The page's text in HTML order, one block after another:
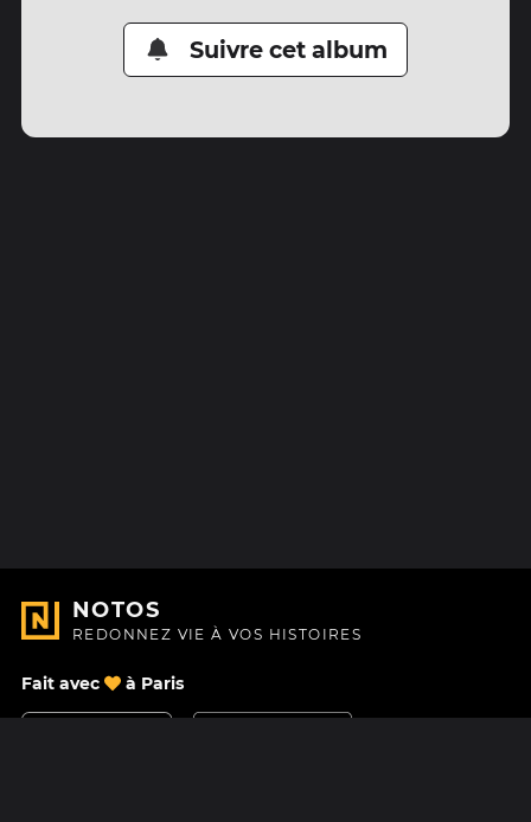
Suivre cet album
NOTOS
REDONNEZ VIE À VOS HISTOIRES
Fait avec à Paris